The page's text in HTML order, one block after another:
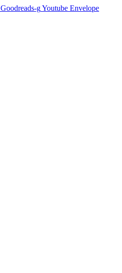
Goodreads-gYoutube Envelope